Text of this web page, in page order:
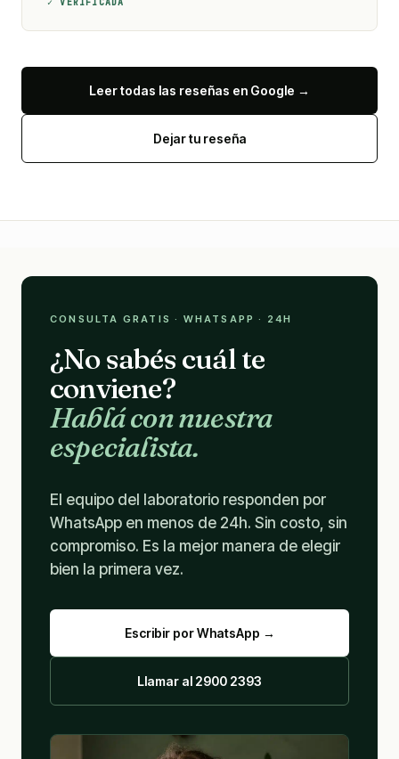
Leer todas las reseñas en Google →
Dejar tu reseña
CONSULTA GRATIS · WHATSAPP · 24H
¿No sabés cuál te
conviene?
Hablá con nuestra
especialista.
El equipo del laboratorio responden por
WhatsApp en menos de 24h. Sin costo, sin
compromiso. Es la mejor manera de elegir
bien la primera vez.
Escribir por WhatsApp →
Llamar al 2900 2393